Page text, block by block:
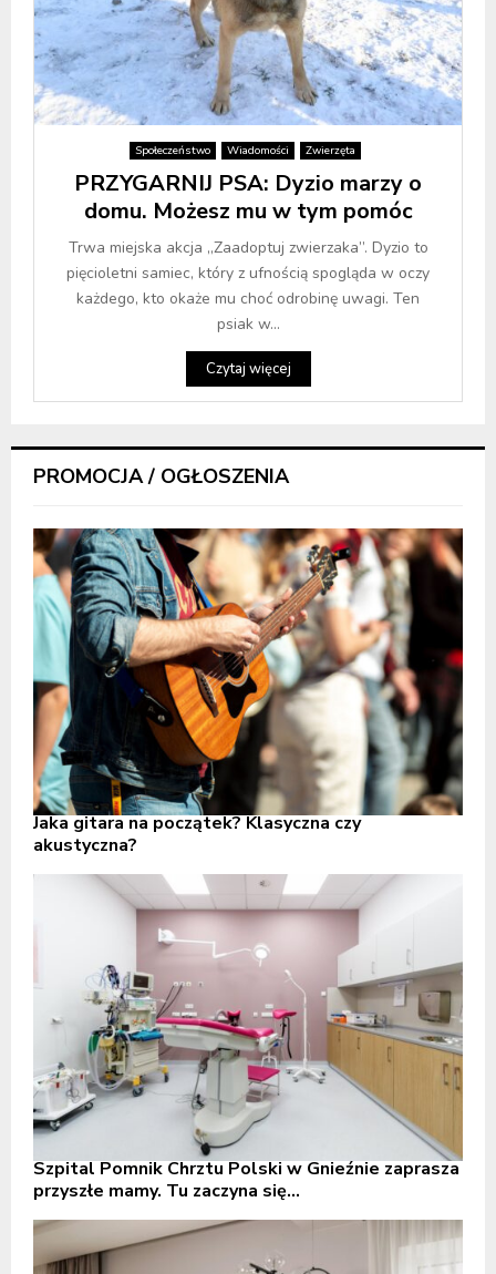
Społeczeństwo Wiadomości Zwierzęta
PRZYGARNIJ PSA: Dyzio marzy o
domu. Możesz mu w tym pomóc
Trwa miejska akcja „Zaadoptuj zwierzaka”. Dyzio to
pięcioletni samiec, który z ufnością spogląda w oczy
każdego, kto okaże mu choć odrobinę uwagi. Ten
psiak w...
Czytaj więcej
PROMOCJA / OGŁOSZENIA
Jaka gitara na początek? Klasyczna czy
akustyczna?
Szpital Pomnik Chrztu Polski w Gnieźnie zaprasza
przyszłe mamy. Tu zaczyna się...